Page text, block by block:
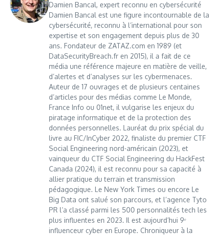
Damien Bancal, expert reconnu en cybersécurité
Damien Bancal est une figure incontournable de la
cybersécurité, reconnu à l’international pour son
expertise et son engagement depuis plus de 30
ans. Fondateur de ZATAZ.com en 1989 (et
DataSecurityBreach.fr en 2015), il a fait de ce
média une référence majeure en matière de veille,
d’alertes et d’analyses sur les cybermenaces.
Auteur de 17 ouvrages et de plusieurs centaines
d’articles pour des médias comme Le Monde,
France Info ou 01net, il vulgarise les enjeux du
piratage informatique et de la protection des
données personnelles. Lauréat du prix spécial du
livre au FIC/InCyber 2022, finaliste du premier CTF
Social Engineering nord-américain (2023), et
vainqueur du CTF Social Engineering du HackFest
Canada (2024), il est reconnu pour sa capacité à
allier pratique du terrain et transmission
pédagogique. Le New York Times ou encore Le
Big Data ont salué son parcours, et l’agence Tyto
PR l’a classé parmi les 500 personnalités tech les
plus influentes en 2023. Il est aujourd’hui 9ᵉ
influenceur cyber en Europe. Chroniqueur à la